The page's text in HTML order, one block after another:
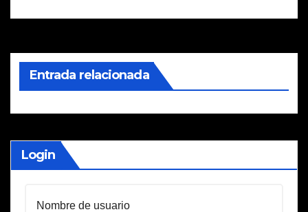
Entrada relacionada
Login
Nombre de usuario